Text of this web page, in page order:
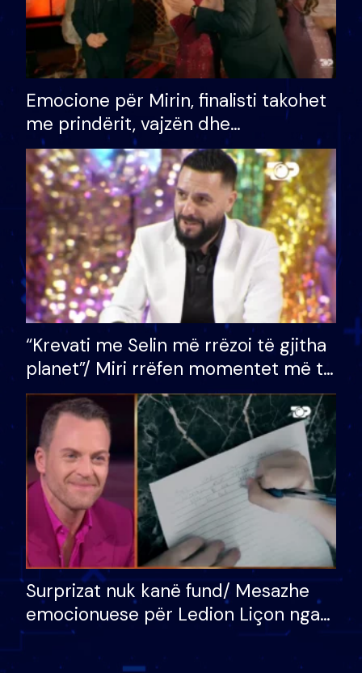
Emocione për Mirin, finalisti takohet
me prindërit, vajzën dhe
bashkëshorten: S’kemi ndonjë letër
divorci apo jo?
“Krevati me Selin më rrëzoi të gjitha
planet”/ Miri rrëfen momentet më të
bukura në shtëpinë e BB VIP: Do më
mungojë zilja e mëngjesit kur…
Surprizat nuk kanë fund/ Mesazhe
emocionuese për Ledion Liçon nga
nëna dhe fëmijët e tij, moderatori
nuk i mban dot lotët: Nuk meritoj…